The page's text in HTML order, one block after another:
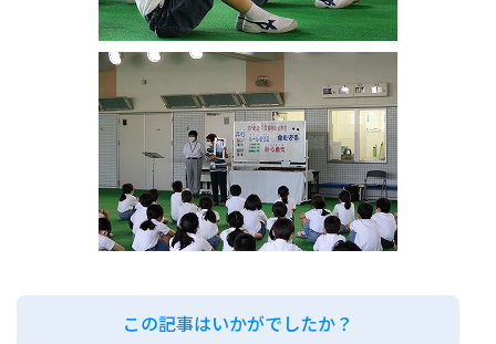
この記事はいかがでしたか？